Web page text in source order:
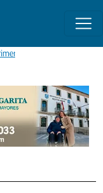
Actuación en